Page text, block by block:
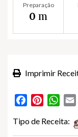
Preparação
0 m
Imprimir
FacebookPinterest
Tipo de Receita: